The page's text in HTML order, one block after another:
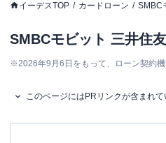
イーデスTOP カードローン SMBC
SMBCモビット 三井住
※2026年9月6日をもって、ローン契約
このページにはPRリンクが含まれて